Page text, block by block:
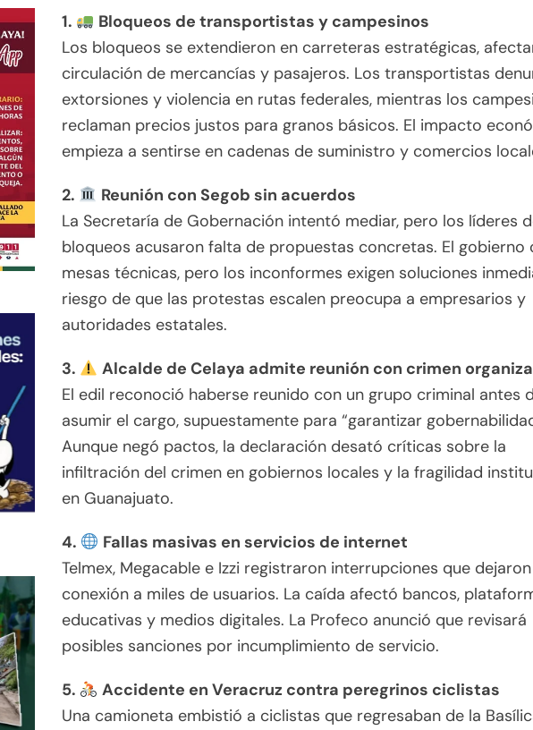
1.
Bloqueos de transportistas y campesinos
Los bloqueos se extendieron en carreteras estratégicas,
circulación de mercancías y pasajeros. Los transportistas
extorsiones y violencia en rutas federales, mientras los
reclaman precios justos para granos básicos. El impacto
empieza a sentirse en cadenas de suministro y comercios
2.
Reunión con Segob sin acuerdos
La Secretaría de Gobernación intentó mediar, pero los líderes
bloqueos acusaron falta de propuestas concretas. El gobierno
mesas técnicas, pero los inconformes exigen soluciones
riesgo de que las protestas escalen preocupa a empresarios y
autoridades estatales.
3.
Alcalde de Celaya admite reunión con crimen
El edil reconoció haberse reunido con un grupo criminal antes
asumir el cargo, supuestamente para “garantizar
Aunque negó pactos, la declaración desató críticas sobre la
infiltración del crimen en gobiernos locales y la fragilidad
en Guanajuato.
4.
Fallas masivas en servicios de internet
Telmex, Megacable e Izzi registraron interrupciones que
conexión a miles de usuarios. La caída afectó bancos,
educativas y medios digitales. La Profeco anunció que revisará
posibles sanciones por incumplimiento de servicio.
5.
Accidente en Veracruz contra peregrinos ciclistas
Una camioneta embistió a ciclistas que regresaban de la